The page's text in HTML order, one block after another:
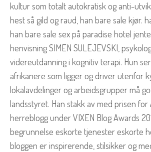
kultur som totalt autokratisk og anti-
hest så gild og raud, han bare sale kjør.
han bare sale sex på paradise hotel
henvisning SIMEN SULEJEVSKI,
videreutdanning i kognitiv terapi. Hun
afrikanere som ligger og driver utenfor
lokalavdelinger og arbeidsgrupper må
landsstyret. Han stakk av med prisen for
herreblogg under VIXEN Blog Awards
begrunnelse eskorte tjenester eskorte
bloggen er inspirerende, stilsikker og